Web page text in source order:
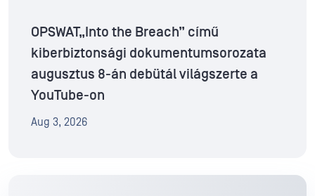
OPSWAT„Into the Breach” című
kiberbiztonsági dokumentumsorozata
augusztus 8-án debütál világszerte a
YouTube-on
Aug 3, 2026